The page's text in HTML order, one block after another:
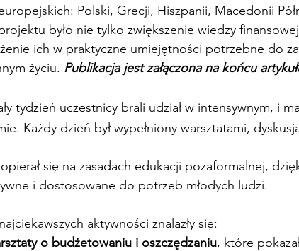
Polski, Grecji, Hiszpanii, Macedonii
było nie tylko zwiększenie wiedzy
ich w praktyczne umiejętności potrzebne do
życiu. Publikacja jest załączona na końcu
tydzień uczestnicy brali udział w intensywnym, i
Każdy dzień był wypełniony warsztatami,
się na zasadach edukacji pozaformalnej,
i dostosowane do potrzeb młodych ludzi.
aktywności znalazły się:
o budżetowaniu i oszczędzaniu, które